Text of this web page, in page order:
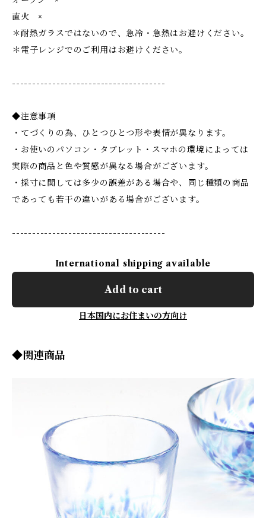
直火 ×
＊耐熱ガラスではないので、急冷・急熱はお避けください。
＊電子レンジでのご利用はお避けください。
--------------------------------------
◆注意事項
・てづくりの為、ひとつひとつ形や表情が異なります。
・お使いのパソコン・タブレット・スマホの環境によっては
実際の商品と色や質感が異なる場合がございます。
・採寸に関しては多少の誤差がある場合や、同じ種類の商品
であっても若干の違いがある場合がございます。
--------------------------------------
International shipping available
Add to cart
日本国内にお住まいの方向け
◆関連商品